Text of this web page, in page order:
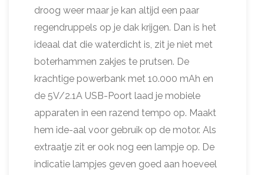
droog weer maar je kan altijd een paar
regendruppels op je dak krijgen. Dan is het
ideaal dat die waterdicht is, zit je niet met
boterhammen zakjes te prutsen. De
krachtige powerbank met 10.000 mAh en
de 5V/2.1A USB-Poort laad je mobiele
apparaten in een razend tempo op. Maakt
hem ide-aal voor gebruik op de motor. Als
extraatje zit er ook nog een lampje op. De
indicatie lampjes geven goed aan hoeveel